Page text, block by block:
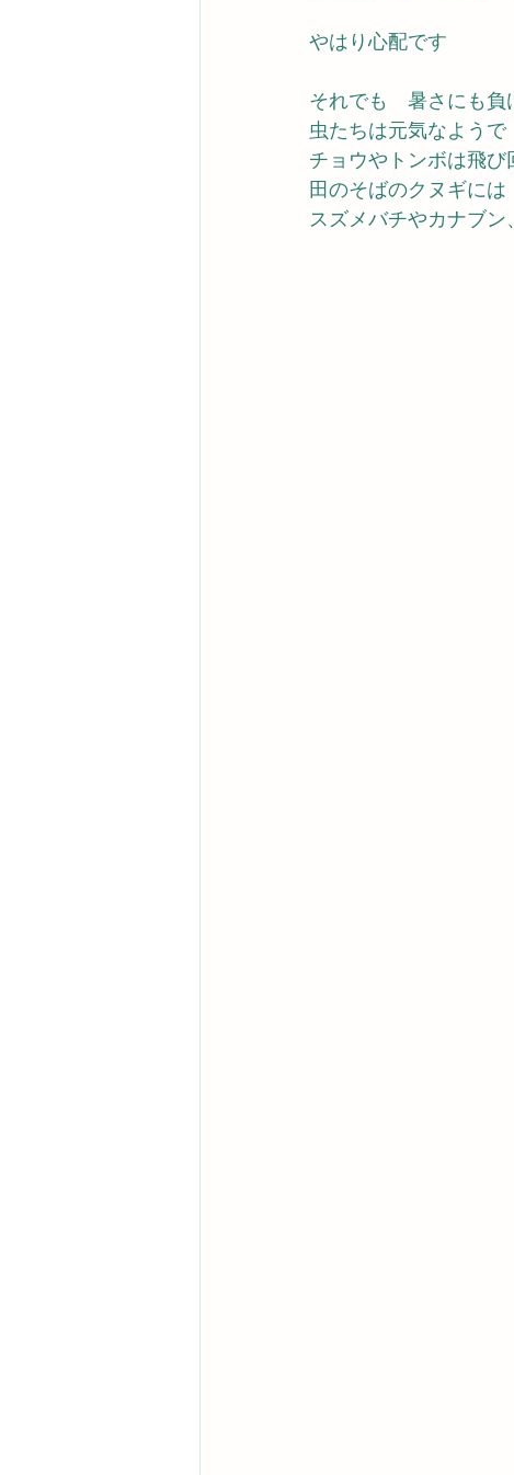
やはり心配です
それでも　暑さにも
虫たちは元気なようで
チョウやトンボは飛び
田のそばのクヌギには
スズメバチやカナブ